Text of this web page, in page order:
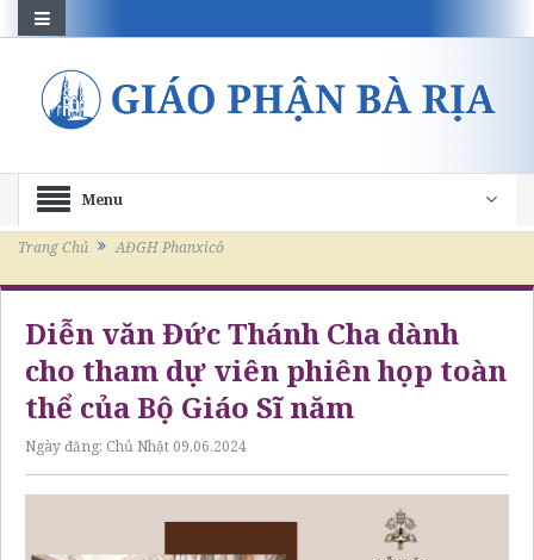
Menu
Trang Chủ AĐGH Phanxicô
Diễn văn Đức Thánh Cha dành
cho tham dự viên phiên họp toàn
thể của Bộ Giáo Sĩ năm
Ngày đăng: Chủ Nhật 09.06.2024